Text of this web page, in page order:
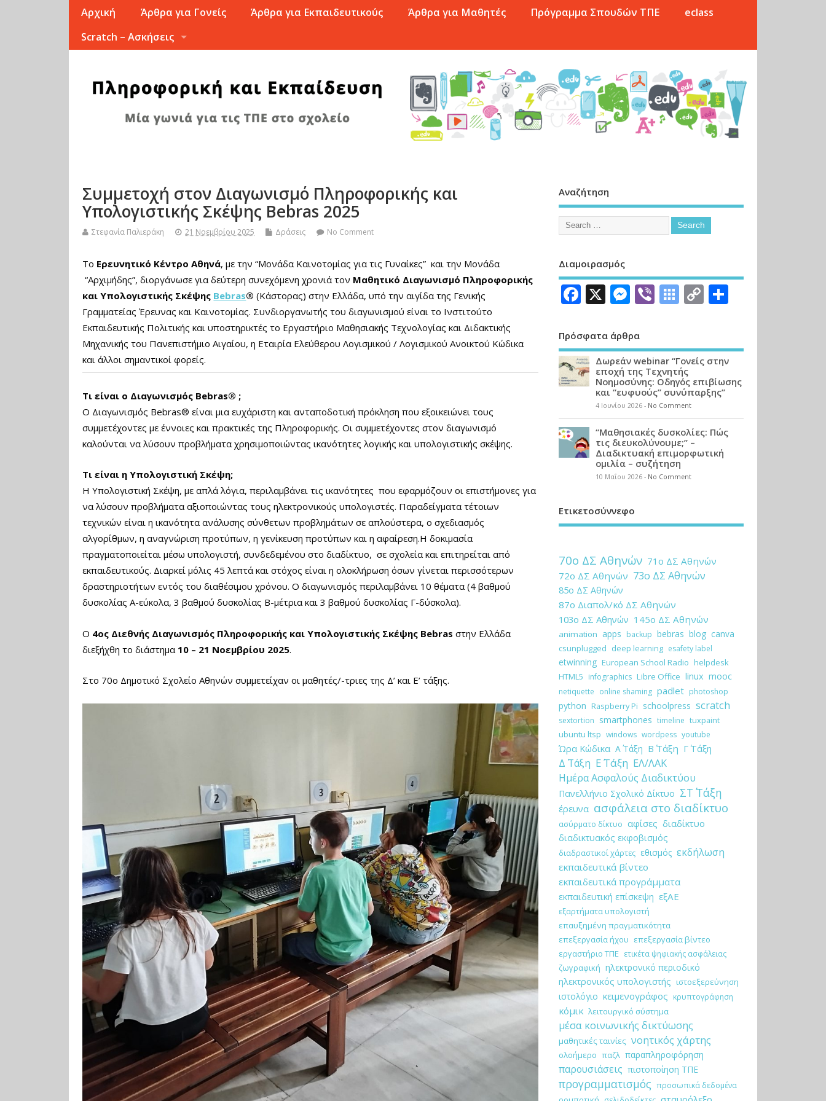
Αρχική Άρθρα για Γονείς Άρθρα για Εκπαιδευτικούς Άρθρα για Μαθητές Πρόγραμμα Σπουδών ΤΠΕ
eclass
Scratch – Ασκήσεις
Συμμετοχή στον Διαγωνισμό Πληροφορικής και
Υπολογιστικής Σκέψης Bebras 2025
Στεφανία Παλιεράκη 21 Νοεμβρίου 2025 Δράσεις No Comment
Το Ερευνητικό Κέντρο Αθηνά, με την “Μονάδα Καινοτομίας για τις Γυναίκες” και την Μονάδα
“Αρχιμήδης”, διοργάνωσε για δεύτερη συνεχόμενη χρονιά τον Μαθητικό Διαγωνισμό Πληροφορικής
και Υπολογιστικής Σκέψης Bebras® (Κάστορας) στην Ελλάδα, υπό την αιγίδα της Γενικής
Γραμματείας Έρευνας και Καινοτομίας. Συνδιοργανωτής του διαγωνισμού είναι το Ινστιτούτο
Εκπαιδευτικής Πολιτικής και υποστηρικτές το Εργαστήριο Μαθησιακής Τεχνολογίας και Διδακτικής
Μηχανικής του Πανεπιστήμιο Αιγαίου, η Εταιρία Ελεύθερου Λογισμικού / Λογισμικού Ανοικτού Κώδικα
και άλλοι σημαντικοί φορείς.
Τι είναι ο Διαγωνισμός Bebras® ;
Ο Διαγωνισμός Bebras® είναι μια ευχάριστη και ανταποδοτική πρόκληση που εξοικειώνει τους
συμμετέχοντες με έννοιες και πρακτικές της Πληροφορικής. Οι συμμετέχοντες στον διαγωνισμό
καλούνται να λύσουν προβλήματα χρησιμοποιώντας ικανότητες λογικής και υπολογιστικής σκέψης.
Τι είναι η Υπολογιστική Σκέψη;
Η Υπολογιστική Σκέψη, με απλά λόγια, περιλαμβάνει τις ικανότητες που εφαρμόζουν οι επιστήμονες για
να λύσουν προβλήματα αξιοποιώντας τους ηλεκτρονικούς υπολογιστές. Παραδείγματα τέτοιων
τεχνικών είναι η ικανότητα ανάλυσης σύνθετων προβλημάτων σε απλούστερα, ο σχεδιασμός
αλγορίθμων, η αναγνώριση προτύπων, η γενίκευση προτύπων και η αφαίρεση.Η δοκιμασία
πραγματοποιείται μέσω υπολογιστή, συνδεδεμένου στο διαδίκτυο, σε σχολεία και επιτηρείται από
εκπαιδευτικούς. Διαρκεί μόλις 45 λεπτά και στόχος είναι η ολοκλήρωση όσων γίνεται περισσότερων
δραστηριοτήτων εντός του διαθέσιμου χρόνου. Ο διαγωνισμός περιλαμβάνει 10 θέματα (4 βαθμού
δυσκολίας Α-εύκολα, 3 βαθμού δυσκολίας Β-μέτρια και 3 βαθμού δυσκολίας Γ-δύσκολα).
Ο 4ος Διεθνής Διαγωνισμός Πληροφορικής και Υπολογιστικής Σκέψης Bebras στην Ελλάδα
διεξήχθη το διάστημα 10 – 21 Νοεμβρίου 2025.
Στο 70ο Δημοτικό Σχολείο Αθηνών συμμετείχαν οι μαθητές/-τριες της Δ’ και Ε’ τάξης.
Αναζήτηση
Διαμοιρασμός
Facebook
X Messenger
ViberSymbaloo
Bookmarks
Copy
Link
Πρόσφατα άρθρα
Δωρεάν webinar “Γονείς στην
εποχή της Τεχνητής
Νοημοσύνης: Οδηγός επιβίωσης
και “ευφυούς” συνύπαρξης”
4 Ιουνίου 2026- No Comment
“Μαθησιακές δυσκολίες: Πώς
τις διευκολύνουμε;” –
Διαδικτυακή επιμορφωτική
ομιλία – συζήτηση
10 Μαΐου 2026- No Comment
Ετικετοσύννεφο
70ο ΔΣ Αθηνών 71ο ΔΣ Αθηνών
72ο ΔΣ Αθηνών 73ο ΔΣ Αθηνών
85ο ΔΣ Αθηνών
87ο Διαπολ/κό ΔΣ Αθηνών
103ο ΔΣ Αθηνών 145ο ΔΣ Αθηνών
animation apps backup bebras blog canva
csunplugged deep learning esafety label
etwinning European School Radio helpdesk
HTML5 infographics Libre Office linux mooc
netiquette online shaming padlet photoshop
python Raspberry Pi schoolpress scratch
sextortion smartphones timeline tuxpaint
ubuntu ltsp windows wordpess youtube
Ώρα Κώδικα Α΄ Τάξη Β΄ Τάξη Γ΄ Τάξη
Δ΄ Τάξη Ε΄ Τάξη ΕΛ/ΛΑΚ
Ημέρα Ασφαλούς Διαδικτύου
Πανελλήνιο Σχολικό Δίκτυο ΣΤ΄ Τάξη
έρευνα ασφάλεια στο διαδίκτυο
ασύρματο δίκτυο αφίσες διαδίκτυο
διαδικτυακός εκφοβισμός
διαδραστικοί χάρτες εθισμός εκδήλωση
εκπαιδευτικά βίντεο
εκπαιδευτικά προγράμματα
εκπαιδευτική επίσκεψη εξΑΕ
εξαρτήματα υπολογιστή
επαυξημένη πραγματικότητα
επεξεργασία ήχου επεξεργασία βίντεο
εργαστήριο ΤΠΕ ετικέτα ψηφιακής ασφάλειας
ζωγραφική ηλεκτρονικό περιοδικό
ηλεκτρονικός υπολογιστής ιστοεξερεύνηση
ιστολόγιο κειμενογράφος κρυπτογράφηση
κόμικ λειτουργικό σύστημα
μέσα κοινωνικής δικτύωσης
μαθητικές ταινίες νοητικός χάρτης
ολοήμερο παζλ παραπληροφόρηση
παρουσιάσεις πιστοποίηση ΤΠΕ
προγραμματισμός προσωπικά δεδομένα